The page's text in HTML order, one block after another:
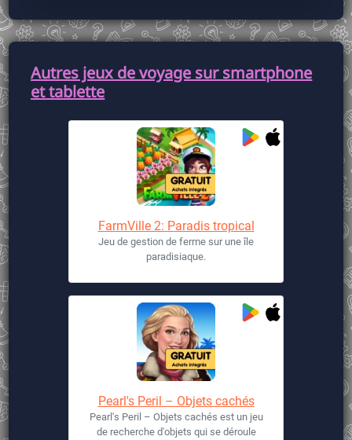
Autres jeux de voyage sur smartphone
et tablette
FarmVille 2: Paradis tropical
Jeu de gestion de ferme sur une île
paradisiaque.
Pearl's Peril – Objets cachés
Pearl's Peril – Objets cachés est un jeu
de recherche d'objets qui se déroule